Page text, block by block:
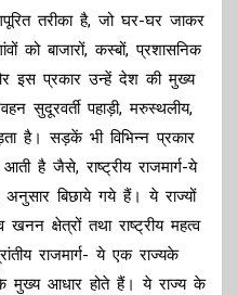
तरीका है, जो घर-घर जाकर
को बाजारों, कस्बों, प्रशासनिक
इस प्रकार उन्हें देश की मुख्य
सुदूरवर्ती पहाड़ी, मरुस्थलीय,
है। सड़कें भी विभिन्न प्रकार
है जैसे, राष्ट्रीय राजमार्ग-ये
अनुसार बिछाये गये हैं। ये राज्यों
खनन क्षेत्रों तथा राष्ट्रीय महत्व
राजमार्ग- ये एक राज्यके
के मुख्य आधार होते हैं। ये राज्य के